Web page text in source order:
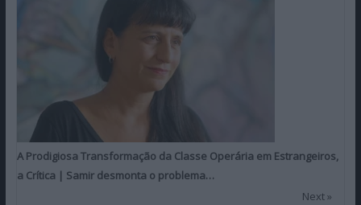
A Prodigiosa Transformação da Classe Operária em Estrangeiros,
a Crítica | Samir desmonta o problema…
Next »